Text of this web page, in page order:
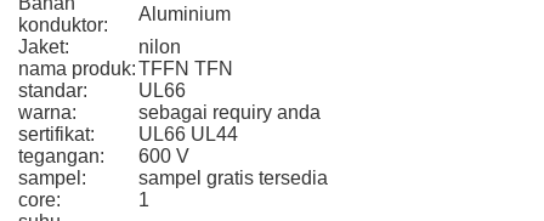
konduktor:
Aluminium
Jaket:
nilon
nama produk:TFFN TFN
standar:
UL66
warna:
sebagai requiry anda
sertifikat:
UL66 UL44
tegangan:
600 V
sampel:
sampel gratis tersedia
core:
1